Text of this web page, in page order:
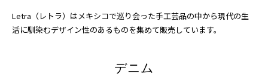
Letra（レトラ）はメキシコで巡り会った手工芸品の中から現代の生
活に馴染むデザイン性のあるものを集めて販売しています。
デニム